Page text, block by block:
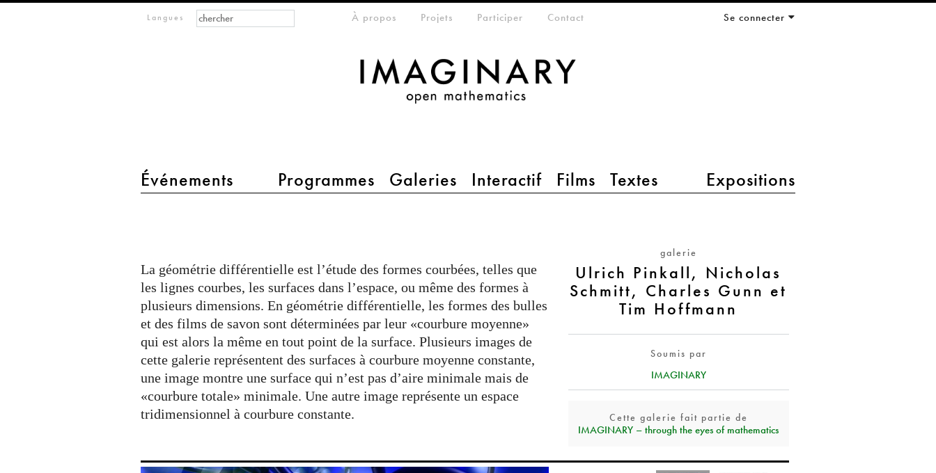
Langues
main menu 2
Événements Programmes Galeries Interactif Films Textes Expositions
meta-menuÀ propos Projets Participer Contact Se connecter
Formulaire de recherche
Rechercher
Nicholas
Schmitt,
Charles
Gunn
et
Tim
Hoffmann
galerie
Ulrich Pinkall, Nicholas
Schmitt, Charles Gunn et
Tim Hoffmann
Soumis par
IMAGINARY
Cette galerie fait partie de
IMAGINARY – through the eyes of mathematics
La géométrie différentielle est l’étude des formes courbées, telles que
les lignes courbes, les surfaces dans l’espace, ou même des formes à
plusieurs dimensions. En géométrie différentielle, les formes des bulles
et des films de savon sont déterminées par leur «courbure moyenne»
qui est alors la même en tout point de la surface. Plusieurs images de
cette galerie représentent des surfaces à courbure moyenne constante,
une image montre une surface qui n’est pas d’aire minimale mais de
«courbure totale» minimale. Une autre image représente un espace
tridimensionnel à courbure constante.